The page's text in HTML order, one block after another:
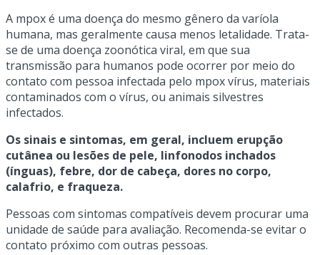
A mpox é uma doença do mesmo gênero da varíola
humana, mas geralmente causa menos letalidade. Trata-
se de uma doença zoonótica viral, em que sua
transmissão para humanos pode ocorrer por meio do
contato com pessoa infectada pelo mpox vírus, materiais
contaminados com o vírus, ou animais silvestres
infectados.
Os sinais e sintomas, em geral, incluem erupção
cutânea ou lesões de pele, linfonodos inchados
(ínguas), febre, dor de cabeça, dores no corpo,
calafrio, e fraqueza.
Pessoas com sintomas compatíveis devem procurar uma
unidade de saúde para avaliação. Recomenda-se evitar o
contato próximo com outras pessoas.